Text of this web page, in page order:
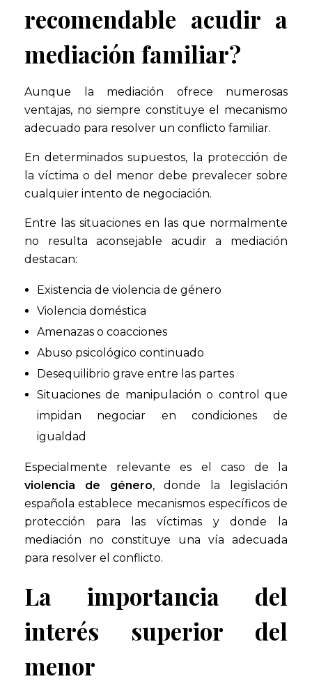
recomendable acudir a
mediación familiar?
Aunque la mediación ofrece numerosas
ventajas, no siempre constituye el mecanismo
adecuado para resolver un conflicto familiar.
En determinados supuestos, la protección de
la víctima o del menor debe prevalecer sobre
cualquier intento de negociación.
Entre las situaciones en las que normalmente
no resulta aconsejable acudir a mediación
destacan:
Existencia de violencia de género
Violencia doméstica
Amenazas o coacciones
Abuso psicológico continuado
Desequilibrio grave entre las partes
Situaciones de manipulación o control que
impidan negociar en condiciones de
igualdad
Especialmente relevante es el caso de la
violencia de género, donde la legislación
española establece mecanismos específicos de
protección para las víctimas y donde la
mediación no constituye una vía adecuada
para resolver el conflicto.
La importancia del
interés superior del
menor